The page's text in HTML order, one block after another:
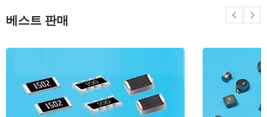
베스트 판매